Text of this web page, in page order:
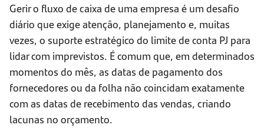
Gerir o fluxo de caixa de uma empresa é um desafio
diário que exige atenção, planejamento e, muitas
vezes, o suporte estratégico do limite de conta PJ para
lidar com imprevistos. É comum que, em determinados
momentos do mês, as datas de pagamento dos
fornecedores ou da folha não coincidam exatamente
com as datas de recebimento das vendas, criando
lacunas no orçamento.